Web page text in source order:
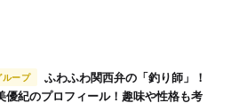
ープ
優紀のプロフィール！趣味や性格も考